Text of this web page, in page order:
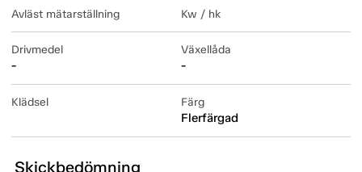
Avläst mätarställning Kw / hk
Drivmedel
-
Växellåda
-
Klädsel Färg
Flerfärgad
Skickbedömning